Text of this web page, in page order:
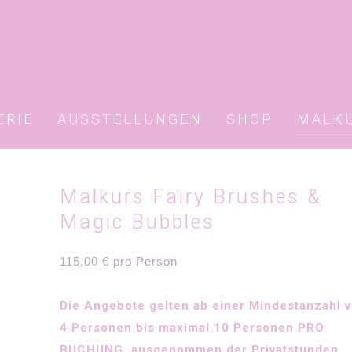
AUSSTELLUNGEN SHOP
Malkurs Fairy Brushes &
Magic Bubbles
115,00 € pro Person
Die Angebote gelten ab einer Mindestanzahl
4 Personen bis maximal 10 Personen PRO